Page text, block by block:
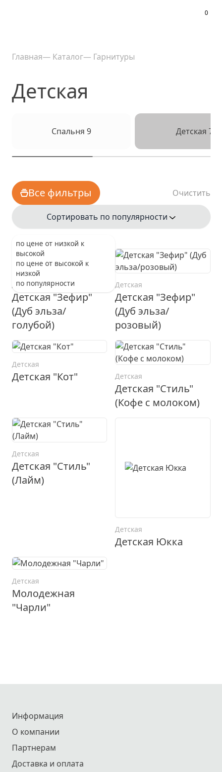
0
Главная— Каталог— Гарнитуры
Детская
Спальня 9 Детская 7
Все фильтры Очистить
Сортировать по популярности
по цене от низкой к
высокой
по цене от высокой к
низкой
по популярности
Детская
Детская "Зефир"
(Дуб эльза/
голубой)
Детская
Детская "Зефир"
(Дуб эльза/
розовый)
Детская
Детская "Кот" Детская
Детская "Стиль"
(Кофе с молоком)
Детская
Детская "Стиль"
(Лайм)
Детская
Детская Юкка
Детская
Молодежная
"Чарли"
Информация
О компании
Партнерам
Доставка и оплата